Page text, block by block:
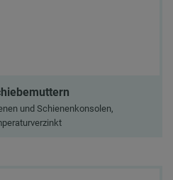
und Schienenkonsolen,